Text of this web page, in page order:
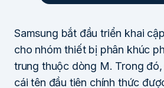
Samsung bắt đầu triển khai
cho nhóm thiết bị phân khúc
trung thuộc dòng M. Trong
cái tên đầu tiên chính thức